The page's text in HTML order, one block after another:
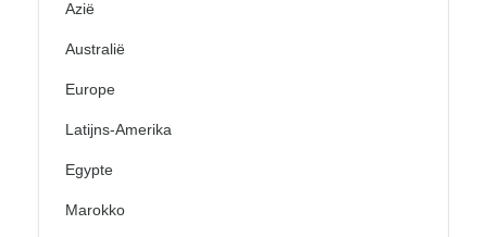
Azië
Australië
Europe
Latijns-Amerika
Egypte
Marokko